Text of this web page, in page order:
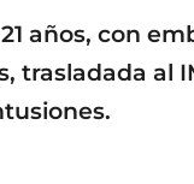
años, con
trasladada al